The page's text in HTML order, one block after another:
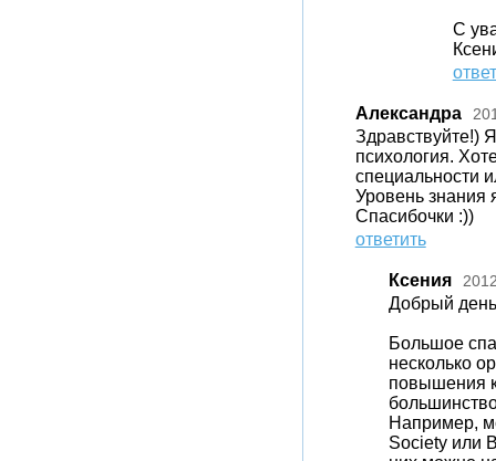
С
Александра
Здравствуйте!)
психология.
специальности
Уровень знания
Спасибочки :))
ответить
Ксения
Добрый
Большое
несколько
повышения
Например,
Society или